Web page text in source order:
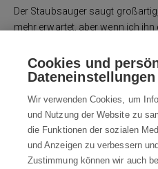
Der Staubsauger saugt
mehr erwartet, aber wenn ich
- einfache Bedienung
- alles in allem leise
Cookies und
Dateneinstellungen
Wir verwenden Cookies, um
und Nutzung der Website zu
die Funktionen der sozialen
und Anzeigen zu verbessern
Zustimmung können wir auch